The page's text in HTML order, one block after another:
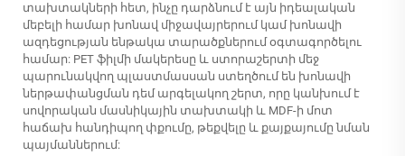
տախտակների հետ, ինչը դարձնում է այն իդեալական
մեբելի համար խոնավ միջավայրերում կամ խոնավի
ազդեցության ենթակա տարածքներում օգտագործելու
համար: PET ֆիլմի մակերեսը և ստորաշերտի մեջ
պարունակվող պլաստմասսան ստեղծում են խոնավի
ներթափանցման դեմ արգելակող շերտ, որը կանխում է
սովորական մասնիկային տախտակի և MDF-ի մոտ
հաճախ հանդիպող փքումը, թեքվելը և քայքայումը նման
պայմաններում: